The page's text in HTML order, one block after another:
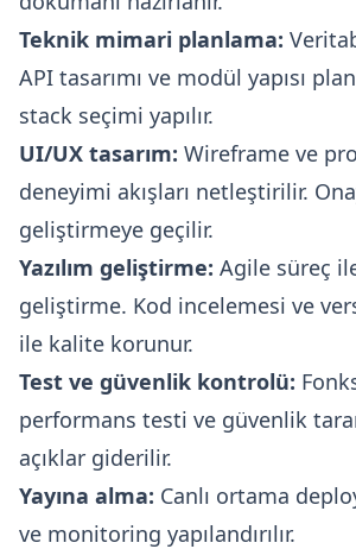
Teknik mimari planlama:
API tasarımı ve modül yapısı
stack seçimi yapılır.
UI/UX tasarım: Wireframe ve
deneyimi akışları netleştirilir.
geliştirmeye geçilir.
Yazılım geliştirme: Agile süreç
geliştirme. Kod incelemesi ve
ile kalite korunur.
Test ve güvenlik kontrolü:
performans testi ve güvenlik
açıklar giderilir.
Yayına alma: Canlı ortama
ve monitoring yapılandırılır.